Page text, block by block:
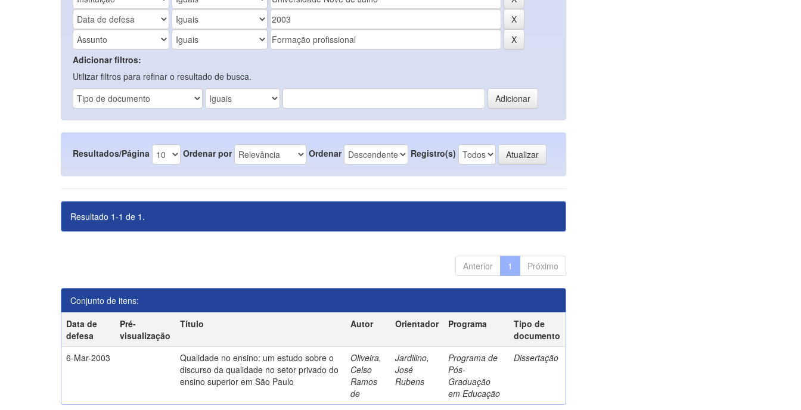
Adicionar filtros:
Utilizar filtros para refinar o resultado de busca.
Resultados/Página Ordenar por Ordenar Registro(s)
Resultado 1-1 de 1.
Anterior 1 Próximo
Conjunto de itens:
Data de
defesa
Pré-
visualização
Título Autor Orientador Programa
Tipo de
documento
6-Mar-2003
Qualidade no ensino: um estudo sobre o
discurso da qualidade no setor privado do
ensino superior em São Paulo
Oliveira,
Celso
Ramos
de
Jardilino,
José
Rubens
Programa de
Pós-
Graduação
em Educação
Dissertação